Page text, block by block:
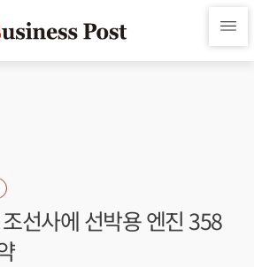
선사에 선박용 엔진 358